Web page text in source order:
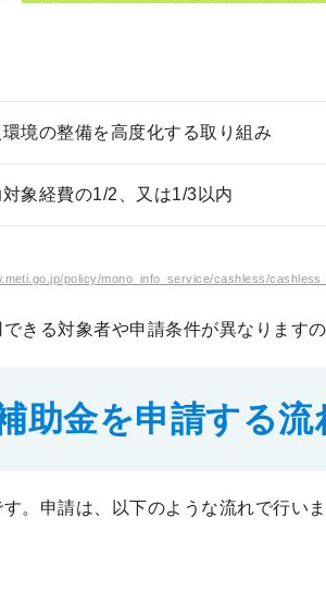
環境の整備を高度化する取り組み
象経費の1/2、又は1/3以内
policy/mono_info_service/cashless/
きる対象者や申請条件が異なります
助金を申請する流
。申請は、以下のような流れで行いま